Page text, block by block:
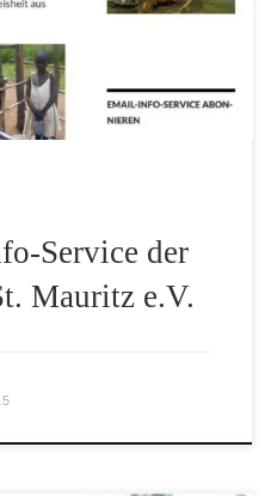
e.V. aufgenommen
Sie über Neuigkeiten, die
Service der
Mauritz e.V.